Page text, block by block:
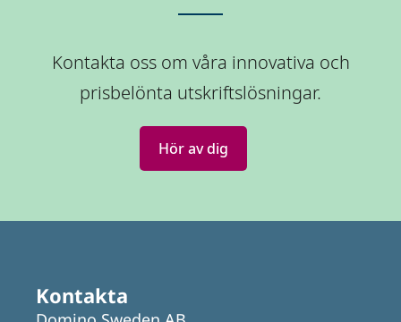
Kontakta oss om våra innovativa och
prisbelönta utskriftslösningar.
Hör av dig
Kontakta